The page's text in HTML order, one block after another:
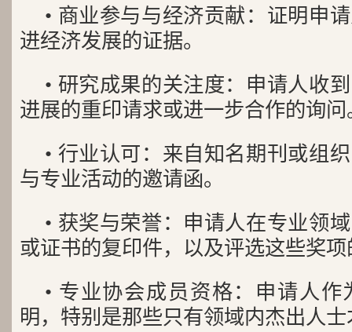
• 商业参与与经济贡献：证明申
进经济发展的证据。
• 研究成果的关注度：申请人收
进展的重印请求或进一步合作的询问
• 行业认可：来自知名期刊或组
与专业活动的邀请函。
• 获奖与荣誉：申请人在专业领
或证书的复印件，以及评选这些奖
• 专业协会成员资格：申请人
明，特别是那些只有领域内杰出人